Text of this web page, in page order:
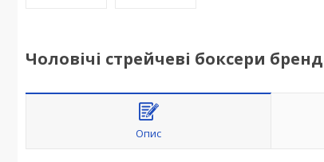
Чоловічі стрейчеві боксери
Опис